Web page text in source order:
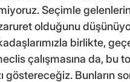
Seçimle
olduğunu
birlikte,
çalışmasına da, bu
göstereceğiz. Bunların